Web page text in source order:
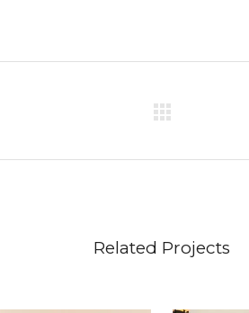
Related Projects